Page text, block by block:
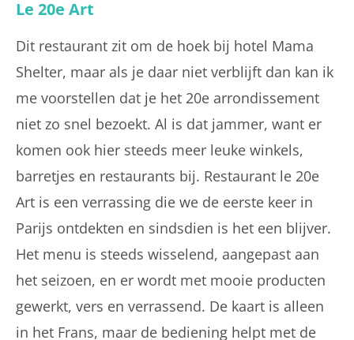
Le 20e Art
Dit restaurant zit om de hoek bij hotel Mama
Shelter, maar als je daar niet verblijft dan kan ik
me voorstellen dat je het 20e arrondissement
niet zo snel bezoekt. Al is dat jammer, want er
komen ook hier steeds meer leuke winkels,
barretjes en restaurants bij. Restaurant le 20e
Art is een verrassing die we de eerste keer in
Parijs ontdekten en sindsdien is het een blijver.
Het menu is steeds wisselend, aangepast aan
het seizoen, en er wordt met mooie producten
gewerkt, vers en verrassend. De kaart is alleen
in het Frans, maar de bediening helpt met de